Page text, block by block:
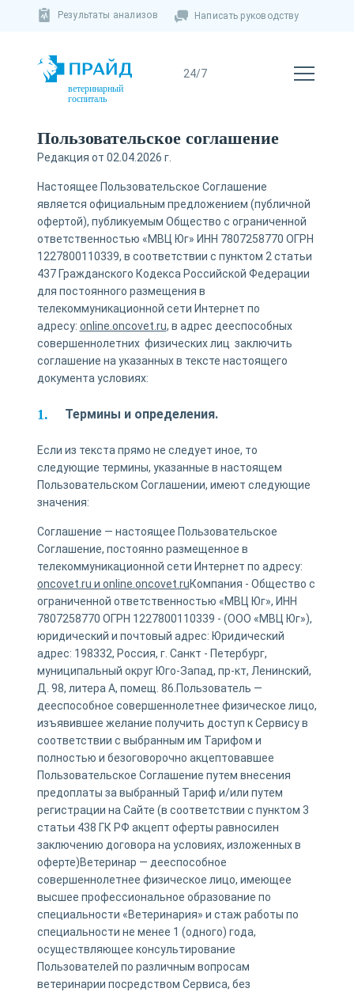
Результаты анализов Написать руководству
ветеринарный
госпиталь
Пользовательское соглашение
Редакция от 02.04.2026 г.
Настоящее Пользовательское Соглашение
является официальным предложением (публичной
офертой), публикуемым Общество с ограниченной
ответственностью «МВЦ Юг» ИНН 7807258770 ОГРН
1227800110339, в соответствии с пунктом 2 статьи
437 Гражданского Кодекса Российской Федерации
для постоянного размещения в
телекоммуникационной сети Интернет по
адресу: online.oncovet.ru, в адрес дееспособных
совершеннолетних физических лиц заключить
соглашение на указанных в тексте настоящего
документа условиях:
Термины и определения.
Если из текста прямо не следует иное, то
следующие термины, указанные в настоящем
Пользовательском Соглашении, имеют следующие
значения:
Соглашение — настоящее Пользовательское
Соглашение, постоянно размещенное в
телекоммуникационной сети Интернет по адресу:
oncovet.ru и online.oncovet.ruКомпания - Общество с
ограниченной ответственностью «МВЦ Юг», ИНН
7807258770 ОГРН 1227800110339 - (ООО «МВЦ Юг»),
юридический и почтовый адрес: Юридический
адрес: 198332, Россия, г. Санкт - Петербург,
муниципальный округ Юго-Запад, пр-кт, Ленинский,
Д. 98, литера А, помещ. 86.Пользователь —
дееспособное совершеннолетнее физическое лицо,
изъявившее желание получить доступ к Сервису в
соответствии с выбранным им Тарифом и
полностью и безоговорочно акцептовавшее
Пользовательское Соглашение путем внесения
предоплаты за выбранный Тариф и/или путем
регистрации на Сайте (в соответствии с пунктом 3
статьи 438 ГК РФ акцепт оферты равносилен
заключению договора на условиях, изложенных в
оферте)Ветеринар — дееспособное
совершеннолетнее физическое лицо, имеющее
высшее профессиональное образование по
специальности «Ветеринария» и стаж работы по
специальности не менее 1 (одного) года,
осуществляющее консультирование
Пользователей по различным вопросам
ветеринарии посредством Сервиса, без